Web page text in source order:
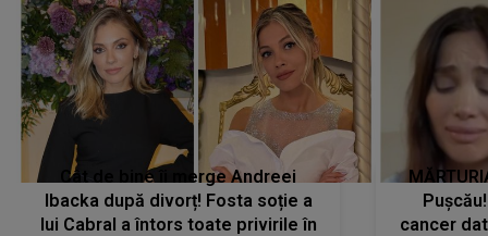
Cât de bine îi merge Andreei
Ibacka după divorț! Fosta soție a
lui Cabral a întors toate privirile în
cancer